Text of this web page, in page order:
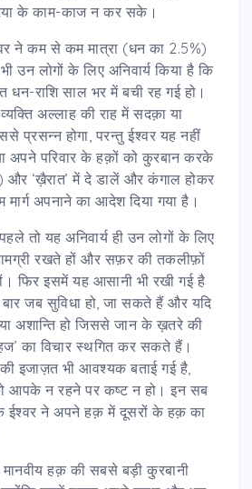
के काम-काज न कर सके।
ने कम से कम मात्रा (धन का 2.5%)
उन लोगों के लिए अनिवार्य किया है कि
धन-राशि साल भर में बची रह गई हो।
अल्लाह की राह में सदक़ा या
प्रसन्न होगा, परन्तु ईश्वर यह नहीं
अपने परिवार के हक़ों को कु़रबान करके
और ‘ख़ैरात’ में दे डालें और कंगाल होकर
अपनाने का आदेश दिया गया है।
तो यह अनिवार्य ही उन लोगों के लिए
रखते हों और सफ़र की तकलीफ़ों
फिर इसमें यह आसानी भी रखी गई है
जब सुविधा हो, जा सकते हैं और यदि
या अशान्ति हो जिससे जान के ख़तरे की
का विचार स्थगित कर सकते हैं।
इजाज़त भी आवश्यक बताई गई है,
आपके न रहने पर कष्ट न हो। इन सब
ईश्वर ने अपने हक़ में दूसरों के हक़ का
हक़ की सबसे बड़ी कु़रबानी